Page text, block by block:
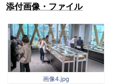
添付画像・ファイル
画像4.jpg